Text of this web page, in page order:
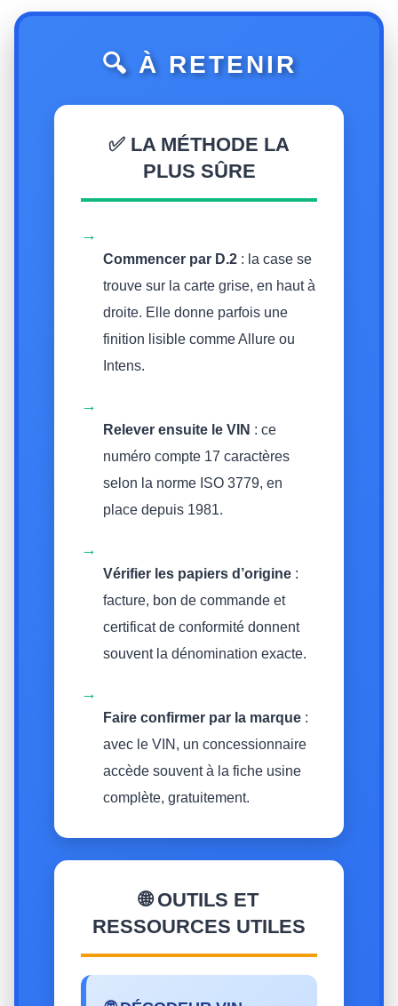
🔍 À RETENIR
✅ LA MÉTHODE LA
PLUS SÛRE
→
Commencer par D.2 : la case se
trouve sur la carte grise, en haut à
droite. Elle donne parfois une
finition lisible comme Allure ou
Intens.
→
Relever ensuite le VIN : ce
numéro compte 17 caractères
selon la norme ISO 3779, en
place depuis 1981.
→
Vérifier les papiers d’origine :
facture, bon de commande et
certificat de conformité donnent
souvent la dénomination exacte.
→
Faire confirmer par la marque :
avec le VIN, un concessionnaire
accède souvent à la fiche usine
complète, gratuitement.
🌐 OUTILS ET
RESSOURCES UTILES